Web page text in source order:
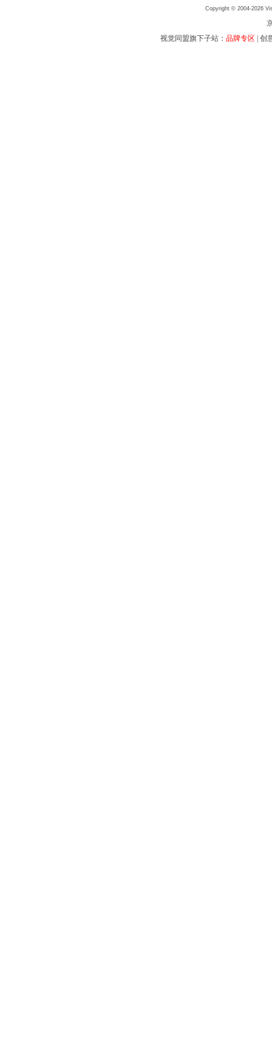
Copyright © 2004-2026
视觉同盟旗下子站： 品牌专区 创